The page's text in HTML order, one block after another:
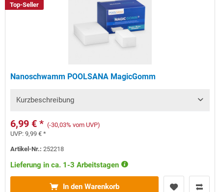
Top-Seller
Nanoschwamm POOLSANA MagicGomm
Kurzbeschreibung
6,99 € * (-30,03% vom UVP)
UVP:9,99 € *
Artikel-Nr.:252218
Lieferung in ca. 1-3 Arbeitstagen
In den Warenkorb